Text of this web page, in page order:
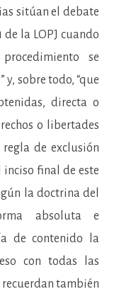
sitúan el debate
la LOPJ cuando
se
y, sobre todo, “que
directa o
o libertades
de exclusión
final de este
la doctrina del
absoluta e
de contenido la
con todas las
también